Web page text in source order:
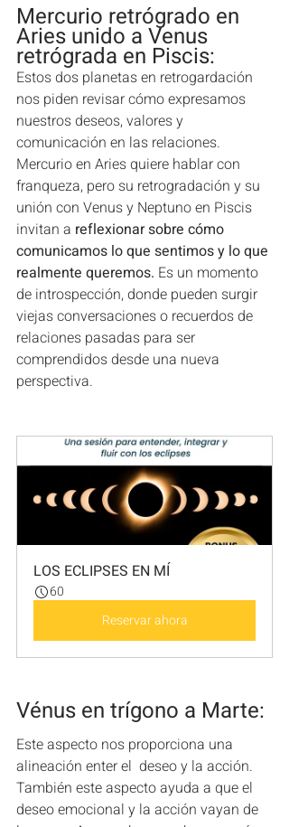
Mercurio retrógrado en
Aries unido a Venus
retrógrada en Piscis:
Estos dos planetas en retrogardación
nos piden revisar cómo expresamos
nuestros deseos, valores y
comunicación en las relaciones.
Mercurio en Aries quiere hablar con
franqueza, pero su retrogradación y su
unión con Venus y Neptuno en Piscis
invitan a reflexionar sobre cómo
comunicamos lo que sentimos y lo que
realmente queremos. Es un momento
de introspección, donde pueden surgir
viejas conversaciones o recuerdos de
relaciones pasadas para ser
comprendidos desde una nueva
perspectiva.
LOS ECLIPSES EN MÍ
60
Reservar ahora
Vénus en trígono a Marte:
Este aspecto nos proporciona una
alineación enter el  deseo y la acción.
También este aspecto ayuda a que el
deseo emocional y la acción vayan de